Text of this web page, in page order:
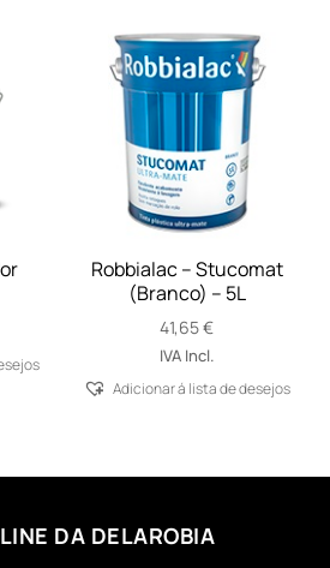
Robbialac – Stucomat
(Branco) – 5L
41,65€
IVA Incl.
Adicionar á lista de desejos
DA DELAROBIA